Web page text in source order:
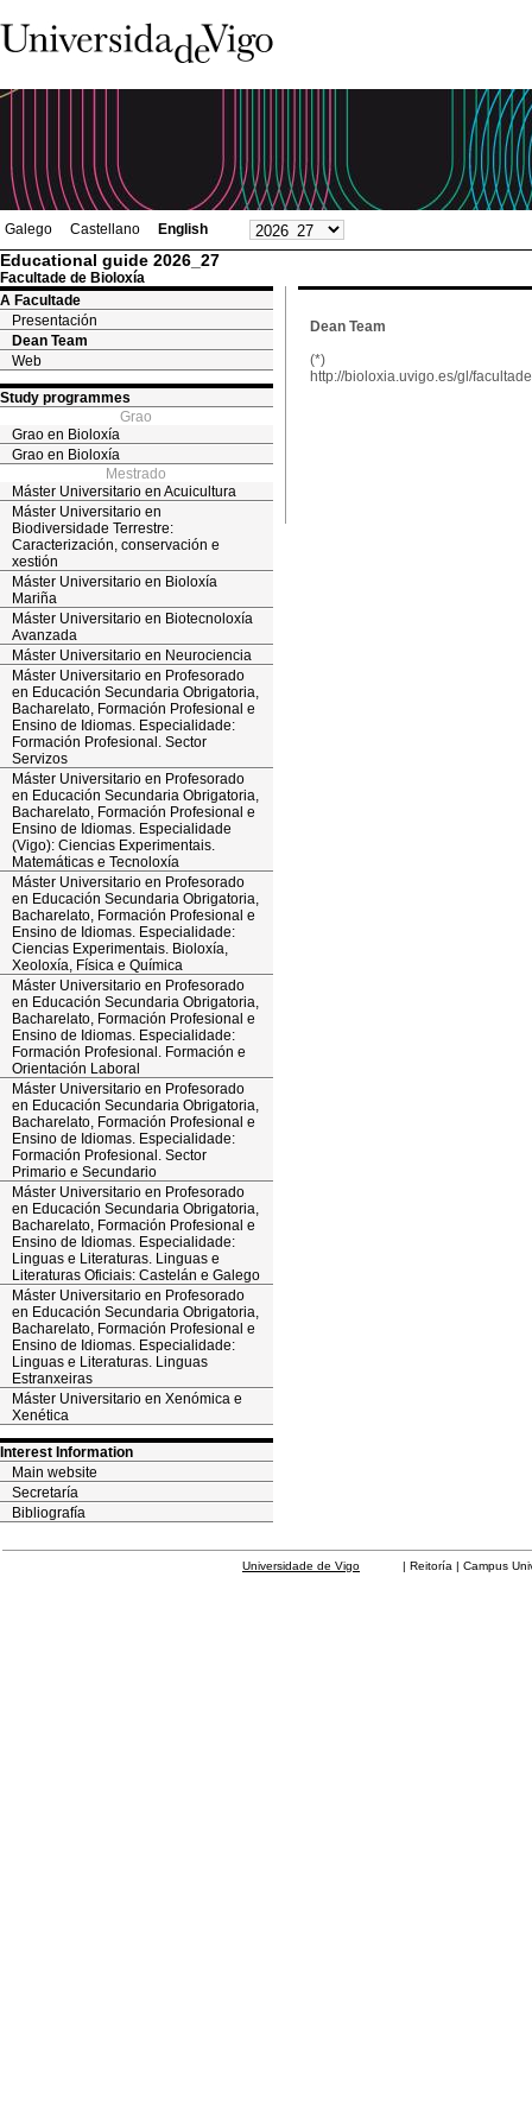
Galego Castellano English
Educational guide 2026_27
Facultade de Bioloxía
A Facultade
Presentación
Dean Team
Web
Study programmes
Grao
Grao en Bioloxía
Grao en Bioloxía
Mestrado
Máster Universitario en Acuicultura
Máster Universitario en
Biodiversidade Terrestre:
Caracterización, conservación e
xestión
Máster Universitario en Bioloxía
Mariña
Máster Universitario en Biotecnoloxía
Avanzada
Máster Universitario en Neurociencia
Máster Universitario en Profesorado
en Educación Secundaria Obrigatoria,
Bacharelato, Formación Profesional e
Ensino de Idiomas. Especialidade:
Formación Profesional. Sector
Servizos
Máster Universitario en Profesorado
en Educación Secundaria Obrigatoria,
Bacharelato, Formación Profesional e
Ensino de Idiomas. Especialidade
(Vigo): Ciencias Experimentais.
Matemáticas e Tecnoloxía
Máster Universitario en Profesorado
en Educación Secundaria Obrigatoria,
Bacharelato, Formación Profesional e
Ensino de Idiomas. Especialidade:
Ciencias Experimentais. Bioloxía,
Xeoloxía, Física e Química
Máster Universitario en Profesorado
en Educación Secundaria Obrigatoria,
Bacharelato, Formación Profesional e
Ensino de Idiomas. Especialidade:
Formación Profesional. Formación e
Orientación Laboral
Máster Universitario en Profesorado
en Educación Secundaria Obrigatoria,
Bacharelato, Formación Profesional e
Ensino de Idiomas. Especialidade:
Formación Profesional. Sector
Primario e Secundario
Máster Universitario en Profesorado
en Educación Secundaria Obrigatoria,
Bacharelato, Formación Profesional e
Ensino de Idiomas. Especialidade:
Linguas e Literaturas. Linguas e
Literaturas Oficiais: Castelán e Galego
Máster Universitario en Profesorado
en Educación Secundaria Obrigatoria,
Bacharelato, Formación Profesional e
Ensino de Idiomas. Especialidade:
Linguas e Literaturas. Linguas
Estranxeiras
Máster Universitario en Xenómica e
Xenética
Interest Information
Main website
Secretaría
Bibliografía
Dean Team
(*)
http://bioloxia.uvigo.es/gl/
Universidade de Vigo | Reitoría | Campus